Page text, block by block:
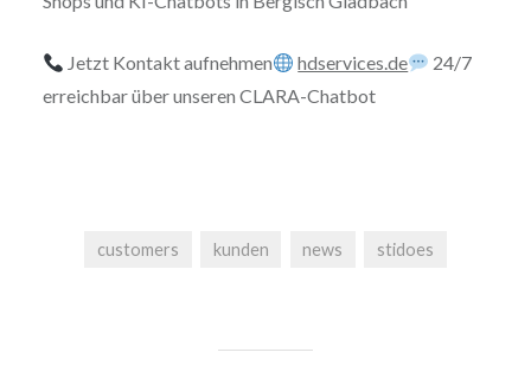
Jetzt Kontakt aufnehmen hdservices.de
24/7
erreichbar über unseren CLARA-Chatbot
customers kunden news stidoes